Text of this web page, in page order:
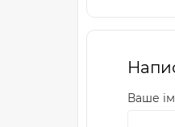
Ваше